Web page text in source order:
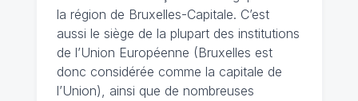
la région de Bruxelles-Capitale. C’est
aussi le siège de la plupart des institutions
de l’Union Européenne (Bruxelles est
donc considérée comme la capitale de
l’Union), ainsi que de nombreuses